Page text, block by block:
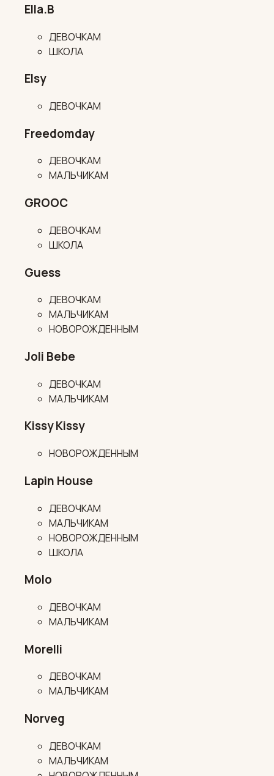
Ella.B
ДЕВОЧКАМ
ШКОЛА
Elsy
ДЕВОЧКАМ
Freedomday
ДЕВОЧКАМ
МАЛЬЧИКАМ
GROOC
ДЕВОЧКАМ
ШКОЛА
Guess
ДЕВОЧКАМ
МАЛЬЧИКАМ
НОВОРОЖДЕННЫМ
Joli Bebe
ДЕВОЧКАМ
МАЛЬЧИКАМ
Kissy Kissy
НОВОРОЖДЕННЫМ
Lapin House
ДЕВОЧКАМ
МАЛЬЧИКАМ
НОВОРОЖДЕННЫМ
ШКОЛА
Molo
ДЕВОЧКАМ
МАЛЬЧИКАМ
Morelli
ДЕВОЧКАМ
МАЛЬЧИКАМ
Norveg
ДЕВОЧКАМ
МАЛЬЧИКАМ